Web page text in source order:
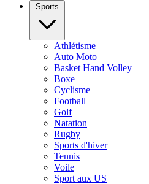
Sports
Athlétisme
Auto Moto
Basket Hand Volley
Boxe
Cyclisme
Football
Golf
Natation
Rugby
Sports d'hiver
Tennis
Voile
Sport aux US